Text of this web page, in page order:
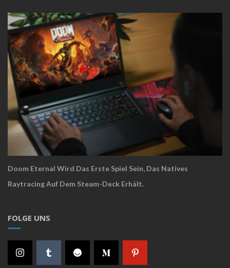
Doom Eternal Wird Das Erste Spiel Sein, Das Natives
Raytracing Auf Dem Steam-Deck Erhält.
FOLGE UNS